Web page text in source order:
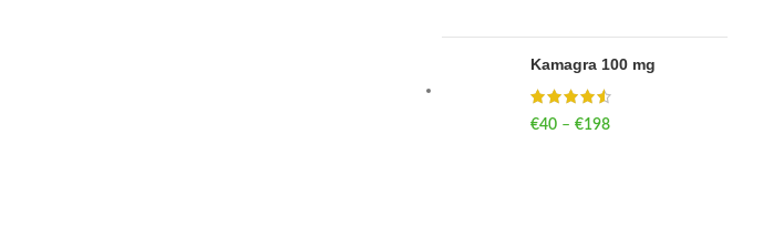
€2,580
Kamagra 100 mg
€40 – €198Price range: €40